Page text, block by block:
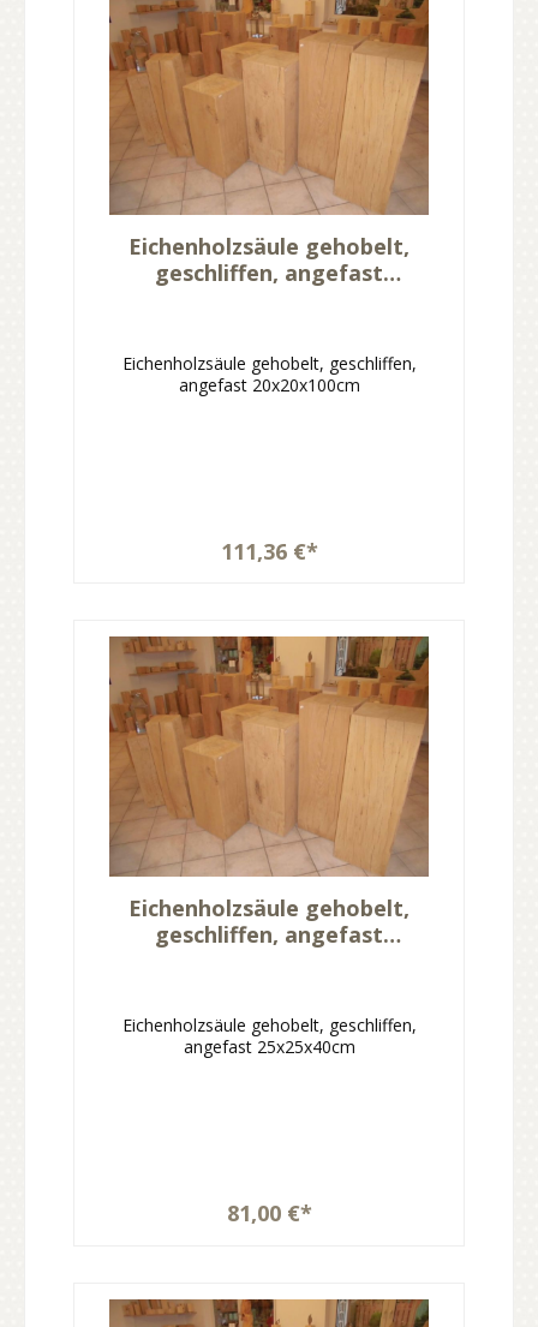
Eichenholzsäule gehobelt,
geschliffen, angefast
Eichenholzsäule gehobelt, geschliffen,
angefast 20x20x100cm
111,36 €*
Eichenholzsäule gehobelt,
geschliffen, angefast
Eichenholzsäule gehobelt, geschliffen,
angefast 25x25x40cm
81,00 €*